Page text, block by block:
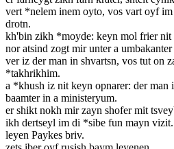
vert *nelem inem oyto, vos vart oyf
drotn.
kh'bin zikh *moyde: keyn mol frier nit
nor atsind zogt mir unter a
ver iz der man in shvartsn, vos tut on
*takhrikhim.
a *khush iz nit keyn opnarer: der man
baamter in a ministeryum.
er shikt nokh mir zayn shofer mit
ikh dertseyl im di *sibe fun mayn vizit.
leyen Paykes briv.